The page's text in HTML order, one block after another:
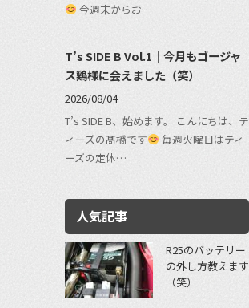
今週末からお…
T’s SIDE B Vol.1｜今月もゴージャ
ス鶏様に会えました（笑）
2026/08/04
T’s SIDE B、始めます。 こんにちは、テ
ィーズの髙橋です
毎週火曜日はティ
ーズの定休…
人気記事
R25のバッテリー
の外し方教えます
（笑）